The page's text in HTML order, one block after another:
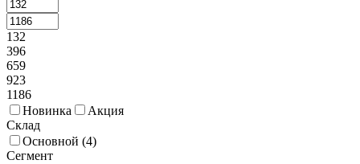
132
396
659
923
1186
Новинка
Акция
Склад
Основной (4)
Сегмент